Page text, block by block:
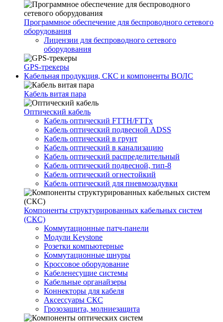
Программное обеспечение для беспроводного сетевого
оборудования
Лицензии для беспроводного сетевого
оборудования
GPS-трекеры
Кабельная продукция, СКС и компоненты ВОЛС
Кабель витая пара
Оптический кабель
Кабель оптический FTTH/FTTx
Кабель оптический подвесной ADSS
Кабель оптический в грунт
Кабель оптический в канализацию
Кабель оптический распределительный
Кабель оптический подвесной, тип-8
Кабель оптический огнестойкий
Кабель оптический для пневмозадувки
Компоненты структурированных кабельных систем
(СКС)
Коммутационные патч-панели
Модули Keystone
Розетки компьютерные
Коммутационные шнуры
Кроссовое оборудование
Кабеленесущие системы
Кабельные органайзеры
Коннекторы для кабеля
Аксессуары СКС
Грозозащита, молниезащита